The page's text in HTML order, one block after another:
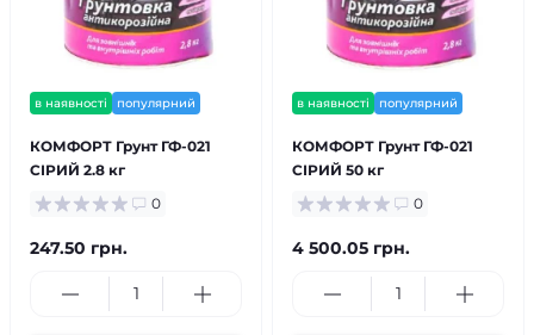
в наявності популярний
КОМФОРТ Грунт ГФ-021
СІРИЙ 2.8 кг
0
247.50 грн.
в наявності популярний
КОМФОРТ Грунт ГФ-021
СІРИЙ 50 кг
0
4 500.05 грн.